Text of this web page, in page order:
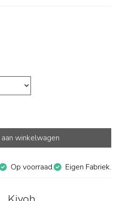
winkelwagen
Op voorraad. Eigen Fabriek.